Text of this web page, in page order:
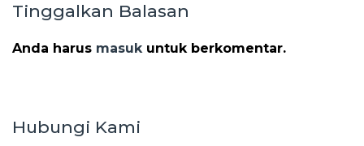
Tinggalkan Balasan
Anda harus masukuntuk berkomentar.
Hubungi Kami